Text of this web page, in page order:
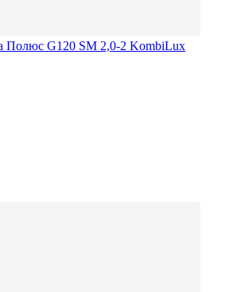
Полюс G120 SM 2,0-2 KombiLux